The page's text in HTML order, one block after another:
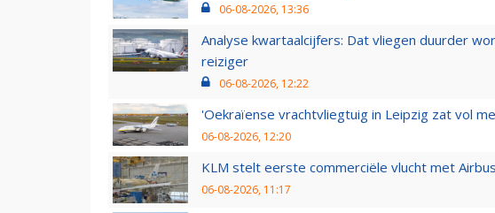
06-08-2026, 13:36
Analyse kwartaalcijfers: Dat vliegen duurder
reiziger
06-08-2026, 12:22
'Oekraïense vrachtvliegtuig in Leipzig zat vol
06-08-2026, 12:20
KLM stelt eerste commerciële vlucht met
06-08-2026, 11:17